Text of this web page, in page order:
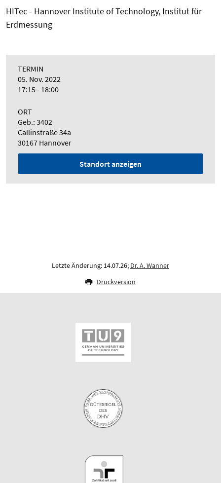
HITec - Hannover Institute of Technology, Institut für
Erdmessung
TERMIN
05. Nov. 2022
17:15 - 18:00
ORT
Geb.: 3402
Callinstraße 34a
30167 Hannover
Standort anzeigen
Letzte Änderung: 14.07.26; Dr. A. Wanner
Druckversion